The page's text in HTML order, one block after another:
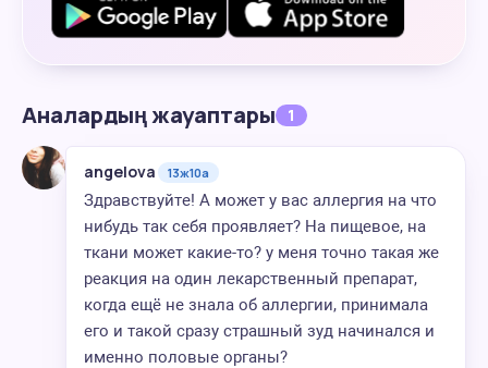
Аналардың жауаптары 1
angelova 13ж10а
Здравствуйте! А может у вас аллергия на что
нибудь так себя проявляет? На пищевое, на
ткани может какие-то? у меня точно такая же
реакция на один лекарственный препарат,
когда ещё не знала об аллергии, принимала
его и такой сразу страшный зуд начинался и
именно половые органы?